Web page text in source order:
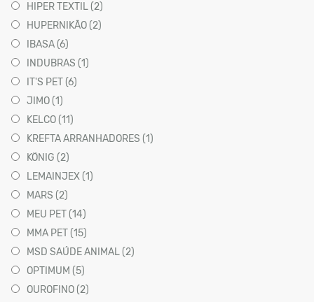
HIPER TEXTIL (2)
HUPERNIKÃO (2)
IBASA (6)
INDUBRAS (1)
IT'S PET (6)
JIMO (1)
KELCO (11)
KREFTA ARRANHADORES (1)
KÖNIG (2)
LEMAINJEX (1)
MARS (2)
MEU PET (14)
MMA PET (15)
MSD SAÚDE ANIMAL (2)
OPTIMUM (5)
OUROFINO (2)